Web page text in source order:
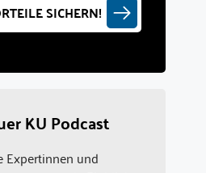
SICHERN!
KU Podcast
Expertinnen und